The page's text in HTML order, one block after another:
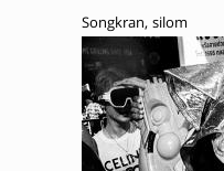
Songkran, silom